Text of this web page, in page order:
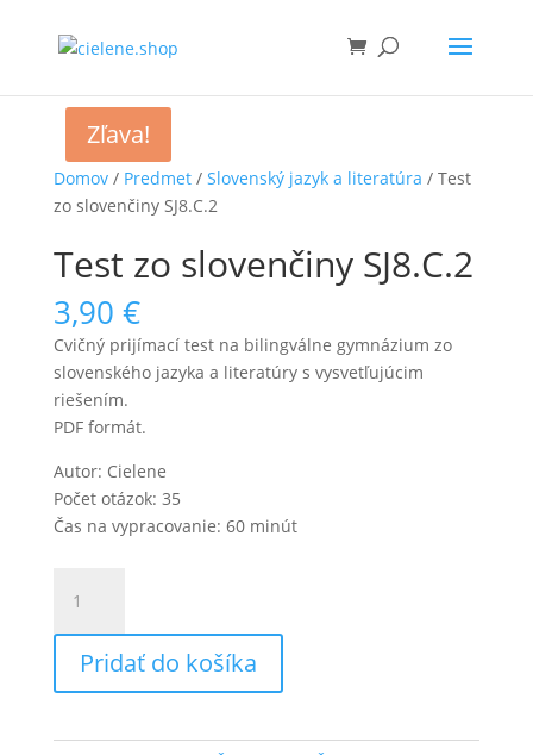
Domov/ Predmet/ Slovenský jazyk a literatúra / Test
zo slovenčiny SJ8.C.2
Test zo slovenčiny SJ8.C.2
3,90 €
Cvičný prijímací test na bilingválne gymnázium zo
slovenského jazyka a literatúry s vysvetľujúcim
riešením.
PDF formát.
Autor: Cielene
Počet otázok: 35
Čas na vypracovanie: 60 minút
Test
zo
slovenčiny
SJ8.C.2
Pridať do košíka
Zľava!